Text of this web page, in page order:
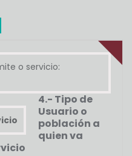
o servicio:
4.- Tipo de
Usuario o
población a
quien va